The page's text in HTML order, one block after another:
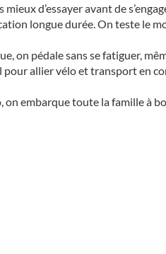
mieux d’essayer avant de
longue durée. On teste le
on pédale sans se fatiguer,
pour allier vélo et transport en
on embarque toute la famille à